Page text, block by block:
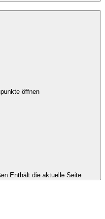
öffnen
Enthält die aktuelle Seite